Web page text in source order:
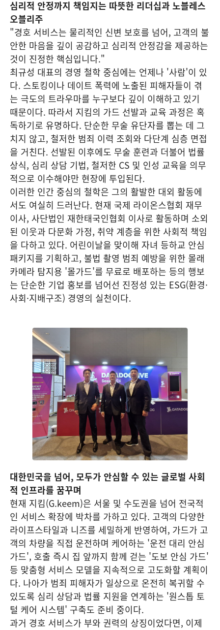
심리적 안정까지 책임지는 따뜻한 리더십과 노블레스
오블리주
"경호 서비스는 물리적인 신변 보호를 넘어, 고객의 불
안한 마음을 깊이 공감하고 심리적 안정감을 제공하는
것이 진정한 핵심입니다."
최규성 대표의 경영 철학 중심에는 언제나 '사람'이 있
다. 스토킹이나 데이트 폭력에 노출된 피해자들이 겪
는 극도의 트라우마를 누구보다 깊이 이해하고 있기
때문이다. 따라서 지킴의 가드 선발과 교육 과정은 혹
독하기로 유명하다. 단순한 무술 유단자를 뽑는 데 그
치지 않고, 철저한 범죄 이력 조회와 다단계 심층 면접
을 거친다. 선발된 이후에도 무술 훈련과 더불어 법률
상식, 심리 상담 기법, 철저한 CS 및 인성 교육을 의무
적으로 이수해야만 현장에 투입된다.
이러한 인간 중심의 철학은 그의 활발한 대외 활동에
서도 여실히 드러난다. 현재 국제 라이온스협회 재무
이사, 사단법인 재한태국인협회 이사로 활동하며 소외
된 이웃과 다문화 가정, 취약 계층을 위한 사회적 책임
을 다하고 있다. 어린이날을 맞이해 자녀 등하교 안심
패키지를 기획하고, 불법 촬영 범죄 예방을 위한 몰래
카메라 탐지용 '몰가드'를 무료로 배포하는 등의 행보
는 단순한 기업 홍보를 넘어선 진정성 있는 ESG(환경·
사회·지배구조) 경영의 실천이다.
대한민국을 넘어, 모두가 안심할 수 있는 글로벌 사회
적 인프라를 꿈꾸며
현재 지킴(G.keem)은 서울 및 수도권을 넘어 전국적
인 서비스 확장에 박차를 가하고 있다. 고객의 다양한
라이프스타일과 니즈를 세밀하게 반영하여, 가드가 고
객의 차량을 직접 운전하며 케어하는 '운전 대리 안심
가드', 호출 즉시 집 앞까지 함께 걷는 '도보 안심 가드'
등 맞춤형 서비스 모델을 지속적으로 고도화할 계획이
다. 나아가 범죄 피해자가 일상으로 온전히 복귀할 수
있도록 심리 상담과 법률 지원을 연계하는 '원스톱 토
털 케어 시스템' 구축도 준비 중이다.
과거 경호 서비스가 부와 권력의 상징이었다면, 이제